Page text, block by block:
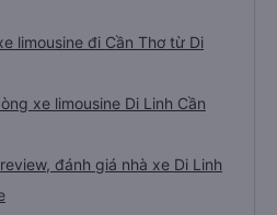
limousine đi Cần Thơ từ Di
xe limousine Di Linh Cần
đánh giá nhà xe Di Linh